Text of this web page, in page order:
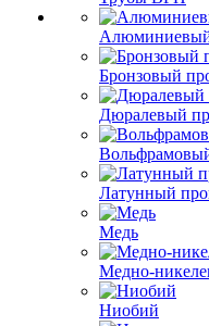
Бронзовый
Дюралевый
Латунный
Медь
Медно-
Ниобий